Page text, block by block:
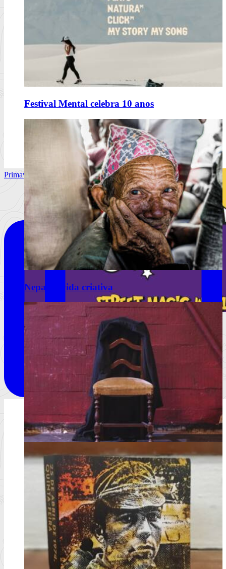
Festival Mental celebra 10 anos
Nepal, a vida criativa
A vida, de robe e ao som de uma marcha
Porchat, Mourão, Vicente e Miranda, The Umbilical Brothers,
Lisboa volta a ser palco da magia com
175 espetáculos gratuitos
O Festival Internacional de Magia de Rua regressa de 18 a 23
de agosto c
Ler mais
Livros da Semana
Entrevistas & Especiais
Primavera Sound Porto, dia 2. @primaverasound_port